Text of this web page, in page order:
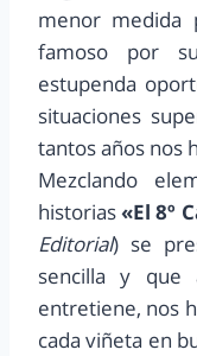
menor medida
famoso por
estupenda
situaciones
tantos años nos
Mezclando
historias«El 8º
Editorial) se
sencilla y
entretiene, nos
cada viñeta en